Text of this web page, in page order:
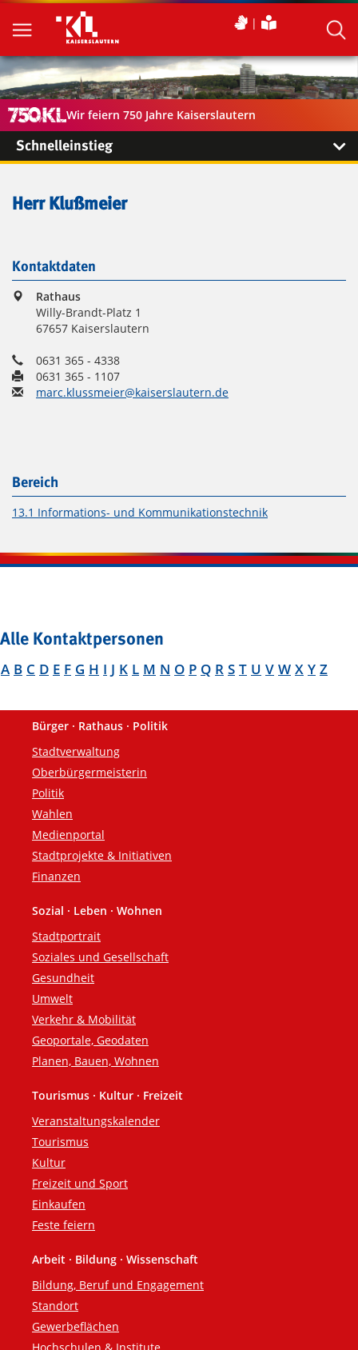
Wir feiern 750 Jahre Kaiserslautern
Schnelleinstieg
Herr Klußmeier
Kontaktdaten
Rathaus
Willy-Brandt-Platz 1
67657 Kaiserslautern
0631 365 - 4338
0631 365 - 1107
marc.klussmeier@kaiserslautern.de
Bereich
13.1 Informations- und Kommunikationstechnik
Alle Kontaktpersonen
A B C D E F G H I J K L M N O P Q R S T U V W X Y Z
Fußzeile
Bürger · Rathaus · Politik
Stadtverwaltung
Oberbürgermeisterin
Politik
Wahlen
Medienportal
Stadtprojekte & Initiativen
Finanzen
Sozial · Leben · Wohnen
Stadtportrait
Soziales und Gesellschaft
Gesundheit
Umwelt
Verkehr & Mobilität
Geoportale, Geodaten
Planen, Bauen, Wohnen
Tourismus · Kultur · Freizeit
Veranstaltungskalender
Tourismus
Kultur
Freizeit und Sport
Einkaufen
Feste feiern
Arbeit · Bildung · Wissenschaft
Bildung, Beruf und Engagement
Standort
Gewerbeflächen